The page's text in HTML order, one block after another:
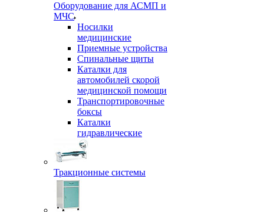
Оборудование для АСМП и
МЧС
Носилки
медицинские
Приемные устройства
Спинальные щиты
Каталки для
автомобилей скорой
медицинской помощи
Транспортировочные
боксы
Каталки
гидравлические
Тракционные системы